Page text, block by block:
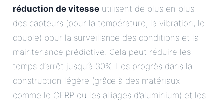
réduction de vitesse utilisent de plus en plus
des capteurs (pour la température, la vibration, le
couple) pour la surveillance des conditions et la
maintenance prédictive. Cela peut réduire les
temps d’arrêt jusqu’à 30%. Les progrès dans la
construction légère (grâce à des matériaux
comme le CFRP ou les alliages d’aluminium) et les